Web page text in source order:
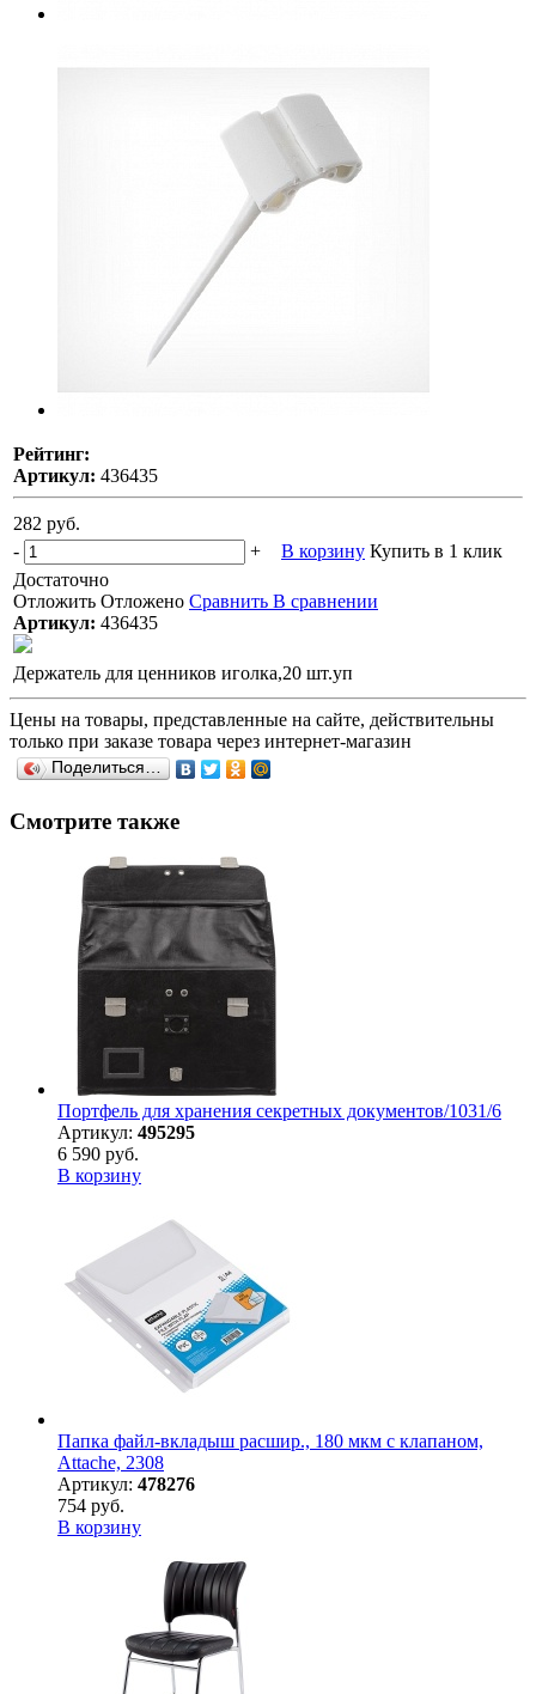
Рейтинг:
Артикул: 436435
282 руб.
-
+ В корзину Купить в 1 клик
Достаточно
Отложить Отложено Сравнить В сравнении
Артикул: 436435
Держатель для ценников иголка,20 шт.уп
Цены на товары, представленные на сайте, действительны
только при заказе товара через интернет-магазин
Поделиться…
Смотрите также
Портфель для хранения секретных документов/1031/6
Артикул: 495295
6 590 руб.
В корзину
Папка файл-вкладыш расшир., 180 мкм с клапаном,
Attache, 2308
Артикул: 478276
754 руб.
В корзину